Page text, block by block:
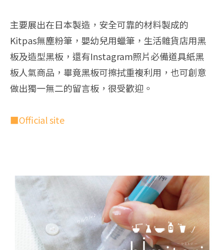
主要展出在日本製造，安全可靠的材料製成的
Kitpas無塵粉筆，嬰幼兒用蠟筆，生活雜貨店用黑
板及造型黑板，還有Instagram照片必備道具紙黑
板人氣商品，畢竟黑板可擦拭重複利用，也可創意
做出獨一無二的留言板，很受歡迎。
■Official site